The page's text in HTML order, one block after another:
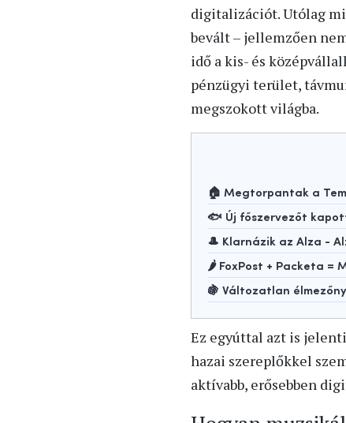
digitalizációt. Utólag
bevált – jellemzően
idő a kis- és
pénzügyi terület,
megszokott világba.
🏠 Megtorpantak a
🐟 Új főszervezőt
🎩 Klarnázik az Alza -
🌶️ FoxPost + Packeta
🍇 Változatlan
Ez egyúttal azt is
hazai szereplőkkel
aktívabb, erősebben